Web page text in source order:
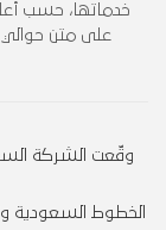
وقّعت الشركة
الخطوط السعودية